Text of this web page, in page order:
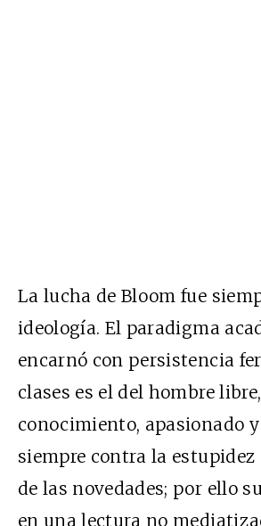
La lucha de Bloom fue
ideología. El paradigma
encarnó con persistencia
clases es el del hombre
conocimiento, apasionado
siempre contra la
de las novedades; por ello
en una lectura no